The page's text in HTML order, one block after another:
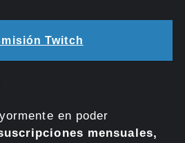
Twitch
en poder
mensuales,